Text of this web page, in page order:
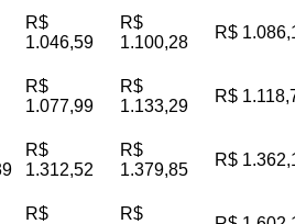
R$
1.046,59
R$
1.100,28
R$
R$
1.077,99
R$
1.133,29
R$
R$
1.312,52
R$
1.379,85
R$
R$
R$